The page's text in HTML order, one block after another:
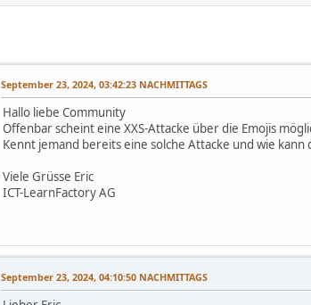
September 23, 2024, 03:42:23 NACHMITTAGS
Hallo liebe Community
Offenbar scheint eine XXS-Attacke über die Emojis
Kennt jemand bereits eine solche Attacke und wie
Viele Grüsse Eric
ICT-LearnFactory AG
September 23, 2024, 04:10:50 NACHMITTAGS